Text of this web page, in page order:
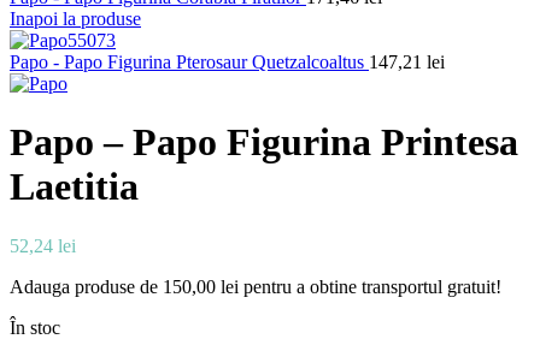
Inapoi la produse
Papo - Papo Figurina Pterosaur Quetzalcoaltus 147,21 lei
Papo – Papo Figurina Printesa
Laetitia
52,24 lei
Adauga produse de 150,00 lei pentru a obtine transportul gratuit!
În stoc